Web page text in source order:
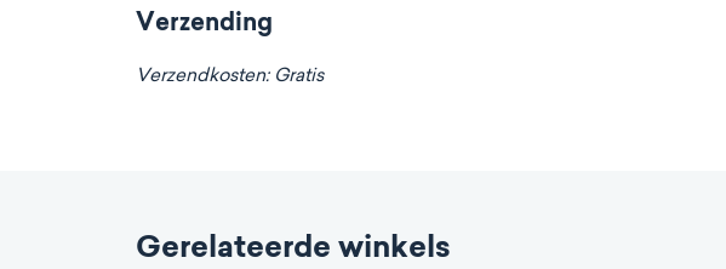
Verzending
Verzendkosten: Gratis
Gerelateerde winkels